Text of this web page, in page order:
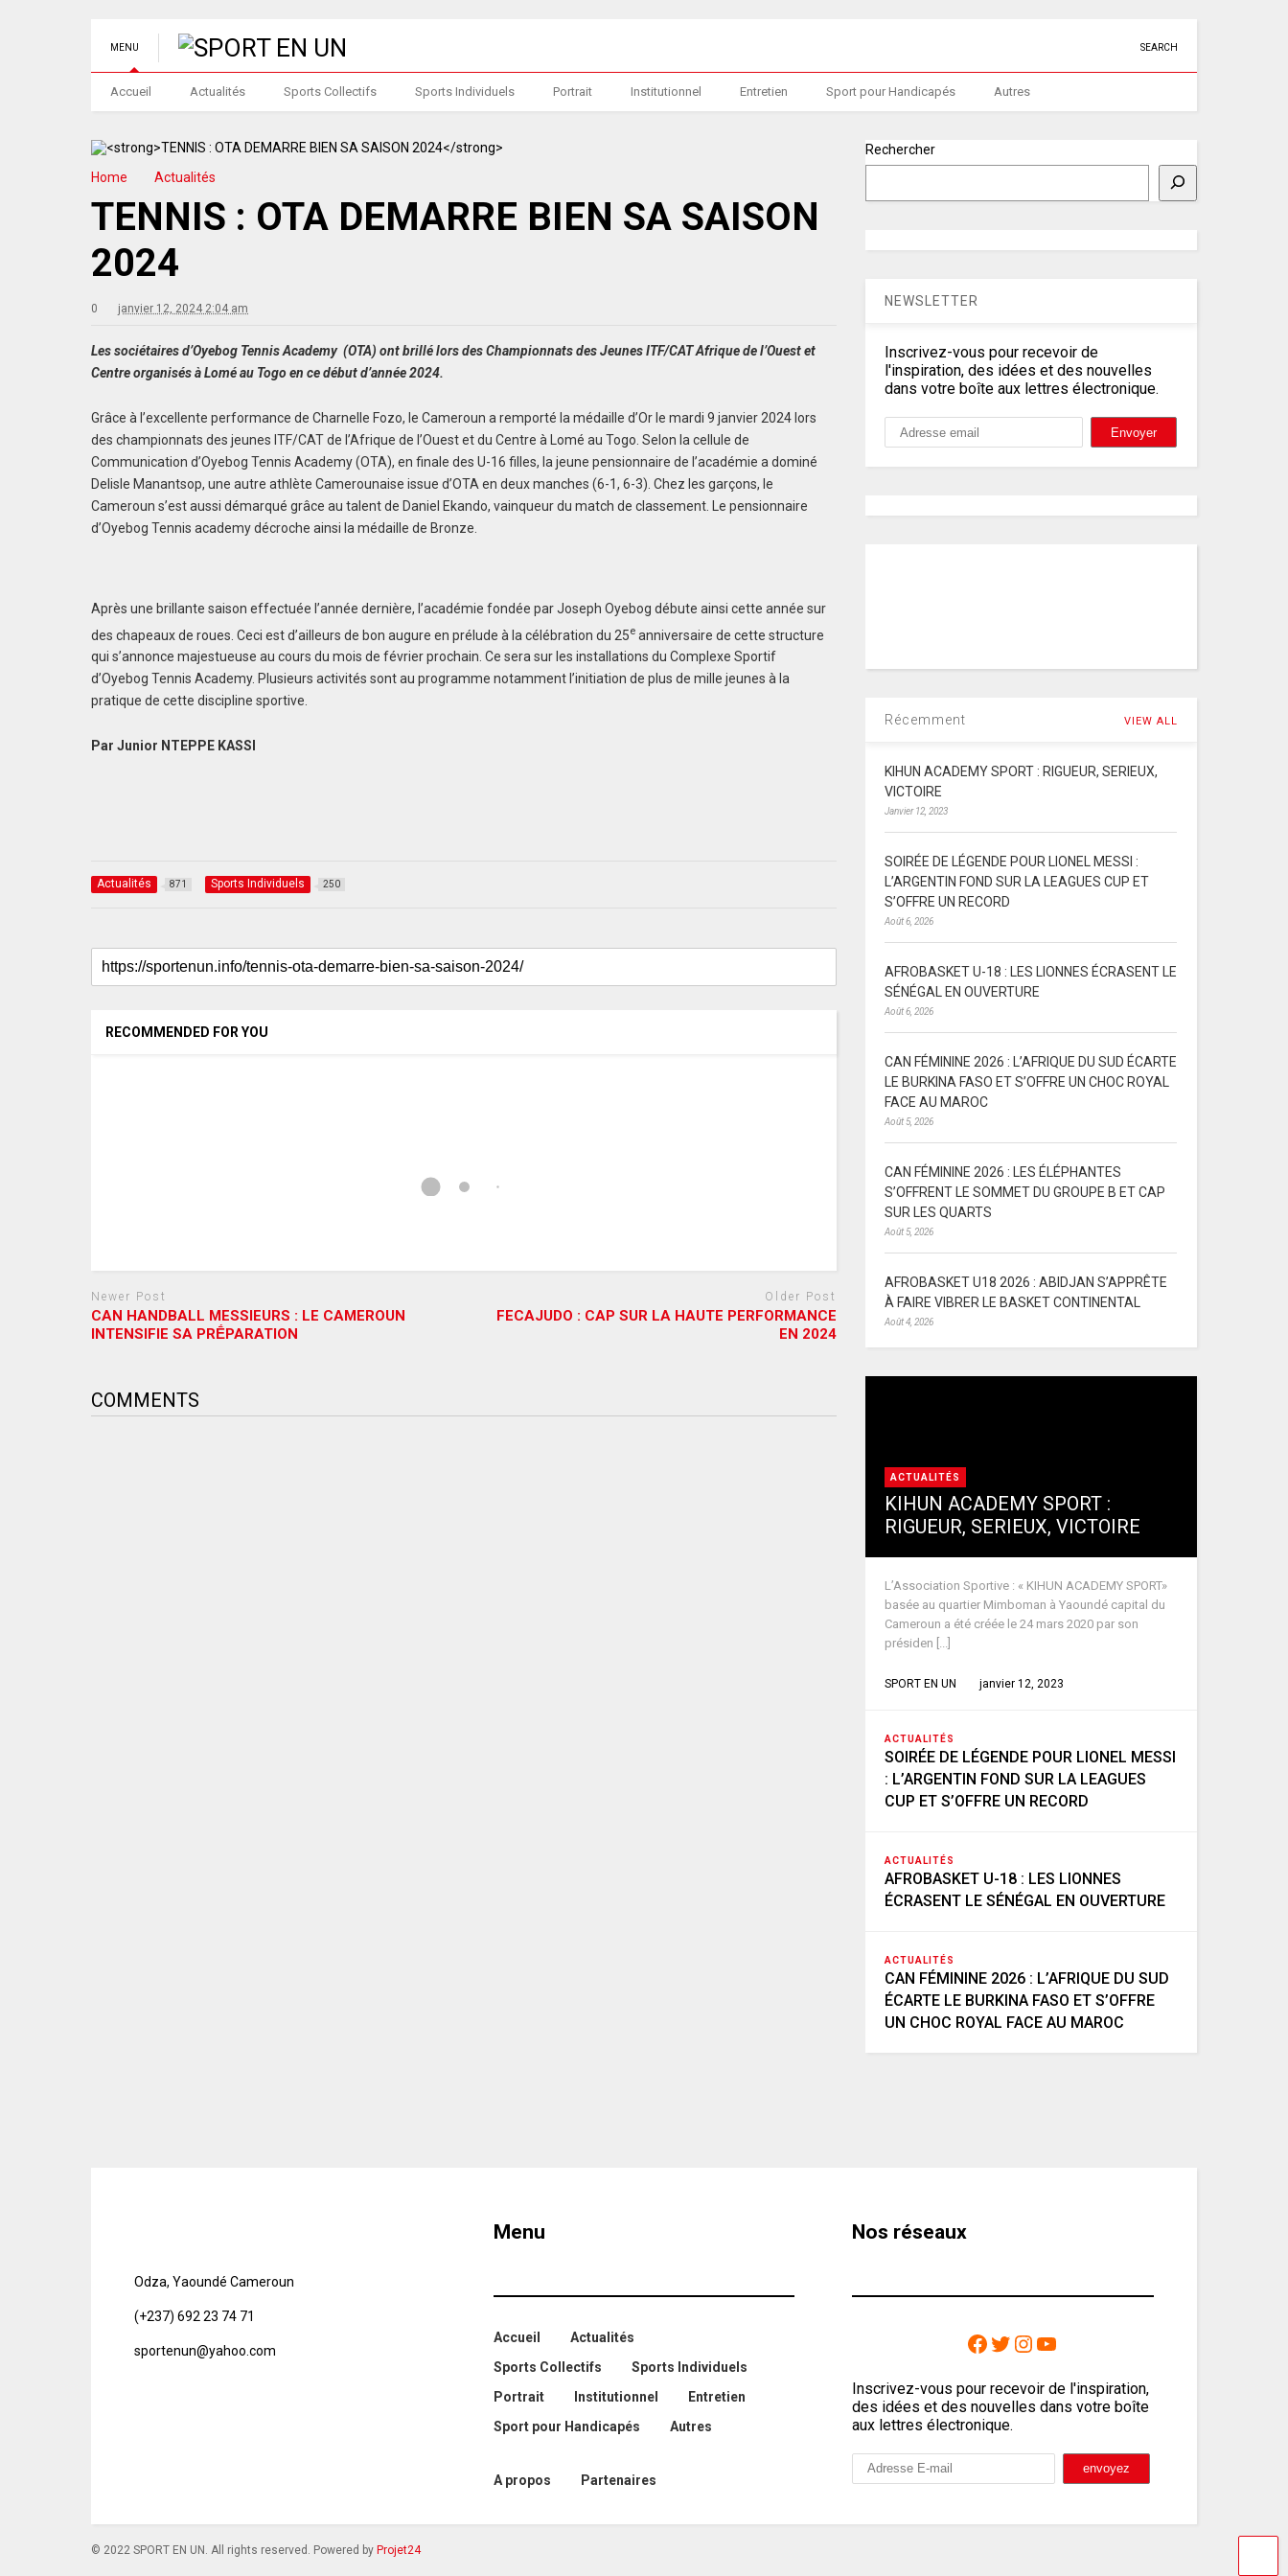
MENU SEARCH
Accueil Actualités Sports Collectifs Sports Individuels Portrait Institutionnel Entretien Sport pour Handicapés Autres
Home Actualités
TENNIS : OTA DEMARRE BIEN SA SAISON
2024
0 janvier 12, 2024 2:04 am
Les sociétaires d’Oyebog Tennis Academy (OTA) ont brillé lors des Championnats des Jeunes ITF/CAT Afrique de l’Ouest et
Centre organisés à Lomé au Togo en ce début d’année 2024.
Grâce à l’excellente performance de Charnelle Fozo, le Cameroun a remporté la médaille d’Or le mardi 9 janvier 2024 lors
des championnats des jeunes ITF/CAT de l’Afrique de l’Ouest et du Centre à Lomé au Togo. Selon la cellule de
Communication d’Oyebog Tennis Academy (OTA), en finale des U-16 filles, la jeune pensionnaire de l’académie a dominé
Delisle Manantsop, une autre athlète Camerounaise issue d’OTA en deux manches (6-1, 6-3). Chez les garçons, le
Cameroun s’est aussi démarqué grâce au talent de Daniel Ekando, vainqueur du match de classement. Le pensionnaire
d’Oyebog Tennis academy décroche ainsi la médaille de Bronze.
Après une brillante saison effectuée l’année dernière, l’académie fondée par Joseph Oyebog débute ainsi cette année sur
des chapeaux de roues. Ceci est d’ailleurs de bon augure en prélude à la célébration du 25e anniversaire de cette structure
qui s’annonce majestueuse au cours du mois de février prochain. Ce sera sur les installations du Complexe Sportif
d’Oyebog Tennis Academy. Plusieurs activités sont au programme notamment l’initiation de plus de mille jeunes à la
pratique de cette discipline sportive.
Par Junior NTEPPE KASSI
Actualités 871 Sports Individuels 250
RECOMMENDED FOR YOU
Newer Post
CAN HANDBALL MESSIEURS : LE CAMEROUN
INTENSIFIE SA PRḖPARATION
Older Post
FECAJUDO : CAP SUR LA HAUTE PERFORMANCE
EN 2024
COMMENTS
Rechercher
NEWSLETTER
Inscrivez-vous pour recevoir de
l'inspiration, des idées et des nouvelles
dans votre boîte aux lettres électronique.
Récemment VIEW ALL
KIHUN ACADEMY SPORT : RIGUEUR, SERIEUX,
VICTOIRE
Janvier 12, 2023
SOIRÉE DE LÉGENDE POUR LIONEL MESSI :
L’ARGENTIN FOND SUR LA LEAGUES CUP ET
S’OFFRE UN RECORD
Août 6, 2026
AFROBASKET U-18 : LES LIONNES ÉCRASENT LE
SÉNÉGAL EN OUVERTURE
Août 6, 2026
CAN FÉMININE 2026 : L’AFRIQUE DU SUD ÉCARTE
LE BURKINA FASO ET S’OFFRE UN CHOC ROYAL
FACE AU MAROC
Août 5, 2026
CAN FÉMININE 2026 : LES ÉLÉPHANTES
S’OFFRENT LE SOMMET DU GROUPE B ET CAP
SUR LES QUARTS
Août 5, 2026
AFROBASKET U18 2026 : ABIDJAN S’APPRÊTE
À FAIRE VIBRER LE BASKET CONTINENTAL
Août 4, 2026
ACTUALITÉS
KIHUN ACADEMY SPORT :
RIGUEUR, SERIEUX, VICTOIRE
L’Association Sportive : « KIHUN ACADEMY SPORT»
basée au quartier Mimboman à Yaoundé capital du
Cameroun a été créée le 24 mars 2020 par son
présiden [...]
SPORT EN UN janvier 12, 2023
ACTUALITÉS
SOIRÉE DE LÉGENDE POUR LIONEL MESSI
: L’ARGENTIN FOND SUR LA LEAGUES
CUP ET S’OFFRE UN RECORD
ACTUALITÉS
AFROBASKET U-18 : LES LIONNES
ÉCRASENT LE SÉNÉGAL EN OUVERTURE
ACTUALITÉS
CAN FÉMININE 2026 : L’AFRIQUE DU SUD
ÉCARTE LE BURKINA FASO ET S’OFFRE
UN CHOC ROYAL FACE AU MAROC
Odza, Yaoundé Cameroun
(+237) 692 23 74 71
sportenun@yahoo.com
Menu
Accueil
Actualités
Sports Collectifs
Sports Individuels
Portrait
Institutionnel
Entretien
Sport pour Handicapés
Autres
A propos Partenaires
Nos réseaux
Inscrivez-vous pour recevoir de l'inspiration,
des idées et des nouvelles dans votre boîte
aux lettres électronique.
© 2022 SPORT EN UN. All rights reserved. Powered byProjet24